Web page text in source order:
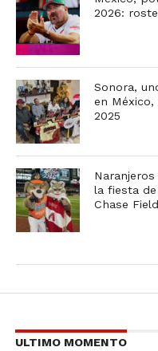
2026:
Sonora,
en México,
2025
la fiesta de
Chase Field
ULTIMO MOMENTO